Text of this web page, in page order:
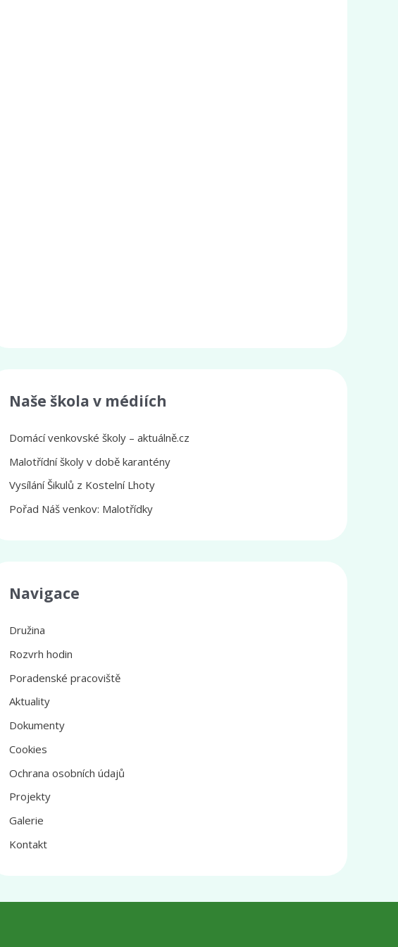
Naše škola v médiích
Domácí venkovské školy – aktuálně.cz
Malotřídní školy v době karantény
Vysílání Šikulů z Kostelní Lhoty
Pořad Náš venkov: Malotřídky
Navigace
Družina
Rozvrh hodin
Poradenské pracoviště
Aktuality
Dokumenty
Cookies
Ochrana osobních údajů
Projekty
Galerie
Kontakt